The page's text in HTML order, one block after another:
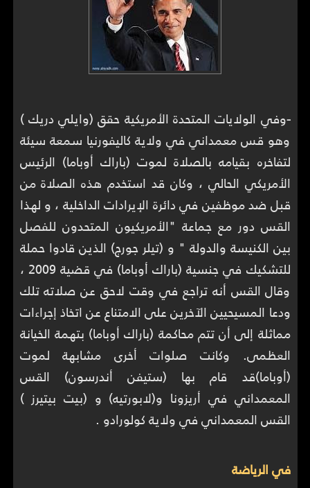
-وفي الولايات المتحدة الأمريكية حقق (وايلي دريك )
وهو قس معمداني في ولاية كاليفورنيا سمعة سيئة
لتفاخره بقيامه بالصلاة لموت (باراك أوباما) الرئيس
الأمريكي الحالي ، وكان قد استخدم هذه الصلاة من
قبل ضد موظفين في دائرة الإيرادات الداخلية ، و لهذا
القس دور مع جماعة "الأمريكيون المتحدون للفصل
بين الكنيسة والدولة " و (تيلر جورج) الذين قادوا حملة
للتشكيك في جنسية (باراك أوباما) في قضية 2009 ،
وقال القس أنه تراجع في وقت لاحق عن صلاته تلك
ودعا المسيحيين الآخرين على الامتناع عن اتخاذ إجراءات
مماثلة إلى أن تتم محاكمة (باراك أوباما) بتهمة الخيانة
العظمى. وكانت صلوات أخرى مشابهة لموت
(أوباما)قد قام بها (ستيفن أندرسون) القس
المعمداني في أريزونا و(لابورتيه) و (بيت بيتيرز )
القس المعمداني في ولاية كولورادو .
في الرياضة